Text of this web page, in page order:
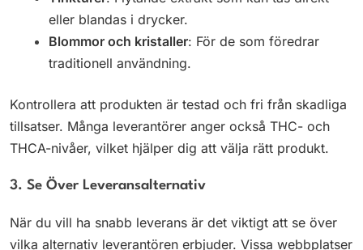
eller blandas i drycker.
Blommor och kristaller: För de som föredrar
traditionell användning.
Kontrollera att produkten är testad och fri från skadliga
tillsatser. Många leverantörer anger också THC- och
THCA-nivåer, vilket hjälper dig att välja rätt produkt.
3. Se Över Leveransalternativ
När du vill ha snabb leverans är det viktigt att se över
vilka alternativ leverantören erbjuder. Vissa webbplatser